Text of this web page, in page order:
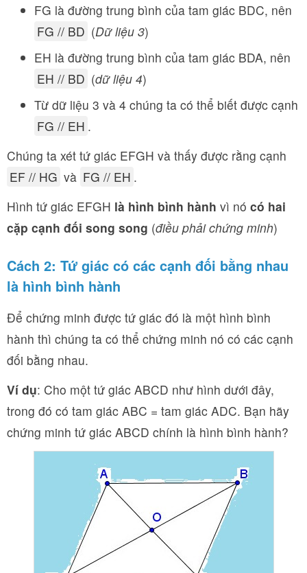
FG là đường trung bình của tam giác BDC, nên
FG // BD (Dữ liệu 3)
EH là đường trung bình của tam giác BDA, nên
EH // BD (dữ liệu 4)
Từ dữ liệu 3 và 4 chúng ta có thể biết được cạnh
FG // EH .
Chúng ta xét tứ giác EFGH và thấy được rằng cạnh
EF // HG và FG // EH .
Hình tứ giác EFGH là hình bình hành vì nó có hai
cặp cạnh đối song song (điều phải chứng minh)
Cách 2: Tứ giác có các cạnh đối bằng nhau
là hình bình hành
Để chứng minh được tứ giác đó là một hình bình
hành thì chúng ta có thể chứng minh nó có các cạnh
đối bằng nhau.
Ví dụ: Cho một tứ giác ABCD như hình dưới đây,
trong đó có tam giác ABC = tam giác ADC. Bạn hãy
chứng minh tứ giác ABCD chính là hình bình hành?